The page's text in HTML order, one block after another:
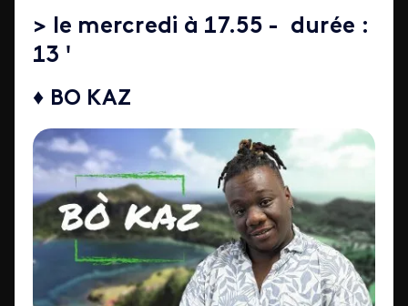
> le mercredi à 17.55 - durée :
13 '
♦ BO KAZ